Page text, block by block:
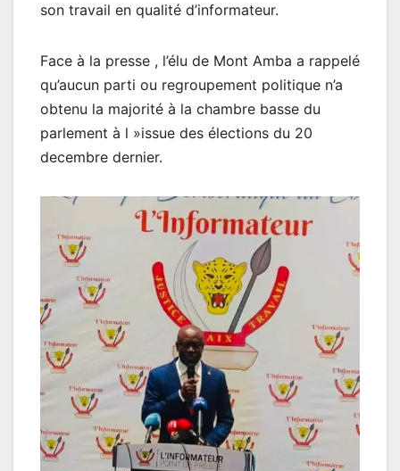
son travail en qualité d’informateur.
Face à la presse , l’élu de Mont Amba a rappelé
qu’aucun parti ou regroupement politique n’a
obtenu la majorité à la chambre basse du
parlement à l »issue des élections du 20
decembre dernier.